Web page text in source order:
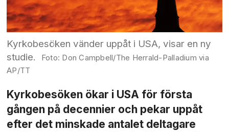
Kyrkobesöken vänder uppåt i USA, visar en ny
studie.
Don Campbell/The Herrald-Palladium via
AP/TT
Kyrkobesöken ökar i USA för första
gången på decennier och pekar uppåt
efter det minskade antalet deltagare